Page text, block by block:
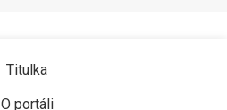
Titulka
O portáli